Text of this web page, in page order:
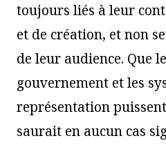
toujours liés à leur
et de création, et non
de leur audience. Que
gouvernement et les
représentation
saurait en aucun cas